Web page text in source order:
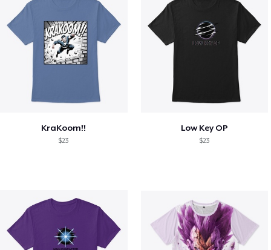
KraKoom!!
$23
Low Key OP
$23